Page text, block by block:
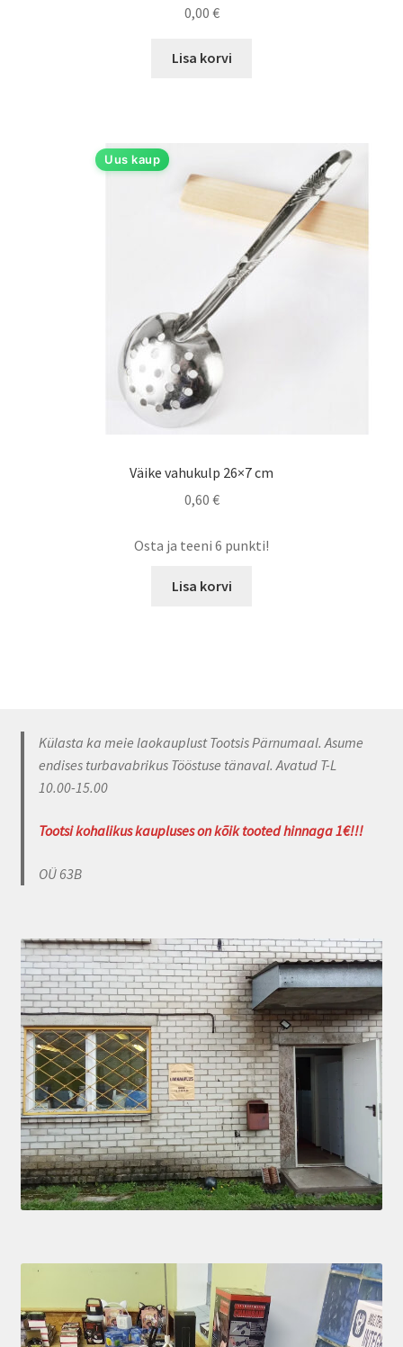
0,00 €
Lisa korvi
Uus kaup
Väike vahukulp 26×7 cm
0,60 €
Osta ja teeni 6 punkti!
Lisa korvi
Külasta ka meie laokauplust Tootsis Pärnumaal. Asume
endises turbavabrikus Tööstuse tänaval. Avatud T-L
10.00-15.00
Tootsi kohalikus kaupluses on kõik tooted hinnaga 1€!!!
OÜ 63B